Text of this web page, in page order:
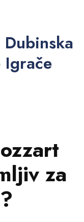
Igrače
za